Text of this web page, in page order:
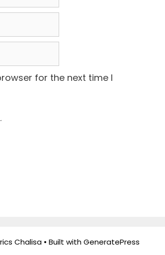
for the next time I
Chalisa• Built withGeneratePress